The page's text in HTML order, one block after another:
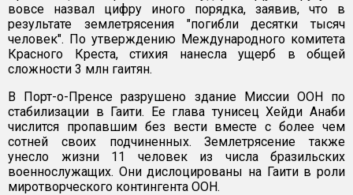
вовсе назвал цифру иного порядка, заявив, что в
результате землетрясения "погибли десятки тысяч
человек". По утверждению Международного комитета
Красного Креста, стихия нанесла ущерб в общей
сложности 3 млн гаитян.
В Порт-о-Пренсе разрушено здание Миссии ООН по
стабилизации в Гаити. Ее глава тунисец Хейди Анаби
числится пропавшим без вести вместе с более чем
сотней своих подчиненных. Землетрясение также
унесло жизни 11 человек из числа бразильских
военнослужащих. Они дислоцированы на Гаити в роли
миротворческого контингента ООН.